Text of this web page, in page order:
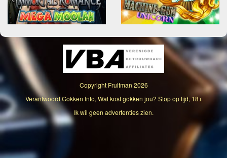
Copyright Fruitman 2026
Verantwoord Gokken Info, Wat kost gokken jou? Stop op tijd, 18+
Ik wil geen advertenties zien.